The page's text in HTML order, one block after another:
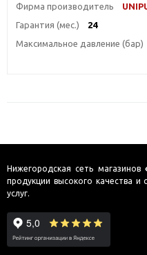
Фирма производитель
Гарантия (мес.)
24
Максимальное давление (бар)
Нижегородская сеть магазинов
продукции высокого качества и
услуг.